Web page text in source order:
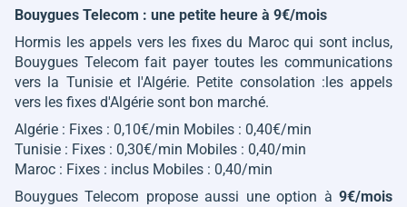
Bouygues Telecom : une petite heure à 9€/mois
Hormis les appels vers les fixes du Maroc qui sont inclus,
Bouygues Telecom fait payer toutes les communications
vers la Tunisie et l'Algérie. Petite consolation :les appels
vers les fixes d'Algérie sont bon marché.
Algérie : Fixes : 0,10€/min Mobiles : 0,40€/min
Tunisie : Fixes : 0,30€/min Mobiles : 0,40/min
Maroc : Fixes : inclus Mobiles : 0,40/min
Bouygues Telecom propose aussi une option à 9€/mois